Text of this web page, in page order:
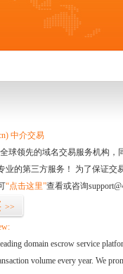
中介交易
球领先的域名交易服务机构
业的第三方服务！ 为了保证交
“点击这里”查看或咨询
>>
domain escrow service
volume every year. We